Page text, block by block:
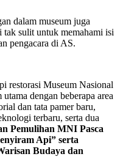
dalam museum juga
tak sulit untuk memahami isi
pengacara di AS.
restorasi Museum Nasional
dengan beberapa area
dan tata pamer baru,
terbaru, serta dua
Pemulihan MNI Pasca
Api” serta
Budaya dan